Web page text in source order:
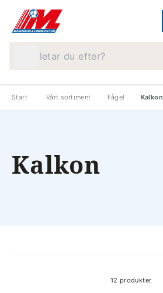
Start Vårt sortiment Fågel Kalkon
Kalkon
12 produkter